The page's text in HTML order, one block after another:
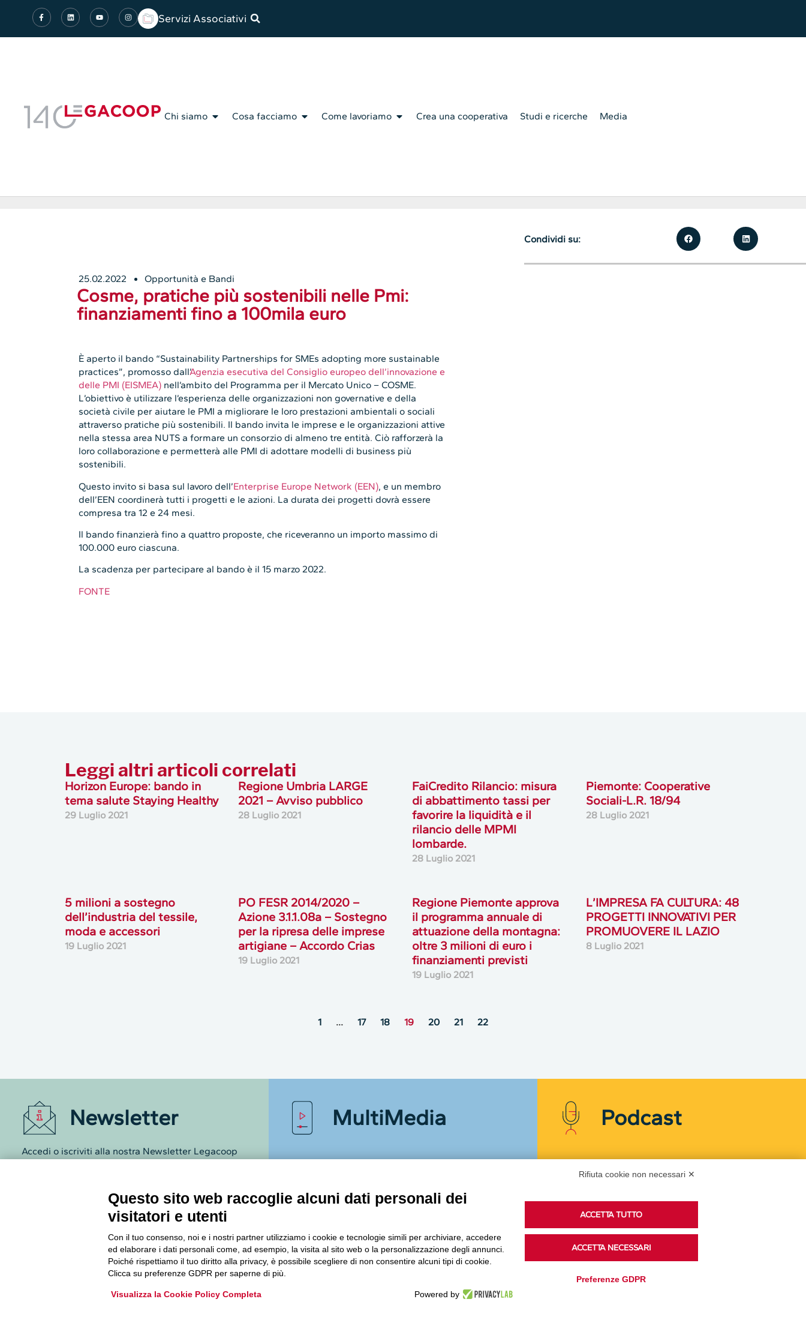
Servizi Associativi
Chi siamo Cosa facciamo Come lavoriamo Crea una cooperativa Studi e ricerche Media
25.02.2022 Opportunità e Bandi
Cosme, pratiche più sostenibili nelle Pmi:
finanziamenti fino a 100mila euro
È aperto il bando “Sustainability Partnerships for SMEs adopting more sustainable
practices”, promosso dall’Agenzia esecutiva del Consiglio europeo dell’innovazione e
delle PMI (EISMEA) nell’ambito del Programma per il Mercato Unico – COSME.
L’obiettivo è utilizzare l’esperienza delle organizzazioni non governative e della
società civile per aiutare le PMI a migliorare le loro prestazioni ambientali o sociali
attraverso pratiche più sostenibili. Il bando invita le imprese e le organizzazioni attive
nella stessa area NUTS a formare un consorzio di almeno tre entità. Ciò rafforzerà la
loro collaborazione e permetterà alle PMI di adottare modelli di business più
sostenibili.
Questo invito si basa sul lavoro dell’Enterprise Europe Network (EEN), e un membro
dell’EEN coordinerà tutti i progetti e le azioni. La durata dei progetti dovrà essere
compresa tra 12 e 24 mesi.
Il bando finanzierà fino a quattro proposte, che riceveranno un importo massimo di
100.000 euro ciascuna.
La scadenza per partecipare al bando è il 15 marzo 2022.
FONTE
Condividi su:
Leggi altri articoli correlati
Horizon Europe: bando in
tema salute Staying Healthy
29 Luglio 2021
Regione Umbria LARGE
2021 – Avviso pubblico
28 Luglio 2021
FaiCredito Rilancio: misura
di abbattimento tassi per
favorire la liquidità e il
rilancio delle MPMI
lombarde.
28 Luglio 2021
Piemonte: Cooperative
Sociali-L.R. 18/94
28 Luglio 2021
5 milioni a sostegno
dell’industria del tessile,
moda e accessori
19 Luglio 2021
PO FESR 2014/2020 –
Azione 3.1.1.08a – Sostegno
per la ripresa delle imprese
artigiane – Accordo Crias
19 Luglio 2021
Regione Piemonte approva
il programma annuale di
attuazione della montagna:
oltre 3 milioni di euro i
finanziamenti previsti
19 Luglio 2021
L’IMPRESA FA CULTURA: 48
PROGETTI INNOVATIVI PER
PROMUOVERE IL LAZIO
8 Luglio 2021
1 … 17 18 19 20 21 22
Newsletter
Accedi o iscriviti alla nostra Newsletter Legacoop
Archivio Newsletter
MultiMedia
Accedi a Youtube
Podcast
Ascolta i podcast di approfondimento di Legacoop
Seguici sui nostri canali social:
Rifiuta cookie non necessari ✕
Questo sito web raccoglie alcuni dati personali dei
visitatori e utenti
Con il tuo consenso, noi e i nostri partner utilizziamo i cookie e tecnologie simili per archiviare, accedere
ed elaborare i dati personali come, ad esempio, la visita al sito web o la personalizzazione degli annunci.
Poiché rispettiamo il tuo diritto alla privacy, è possibile scegliere di non consentire alcuni tipi di cookie.
Clicca su preferenze GDPR per saperne di più.
Visualizza la Cookie Policy Completa Powered by
ACCETTA TUTTO
ACCETTA NECESSARI
Preferenze GDPR